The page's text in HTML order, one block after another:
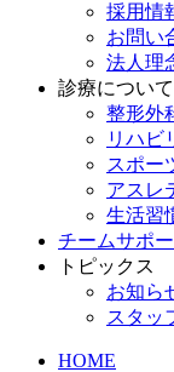
採用情
お問い
法人理
診療について
整形外
リハビ
スポー
アスレ
生活習
チームサポ
トピックス
お知ら
スタッ
HOME